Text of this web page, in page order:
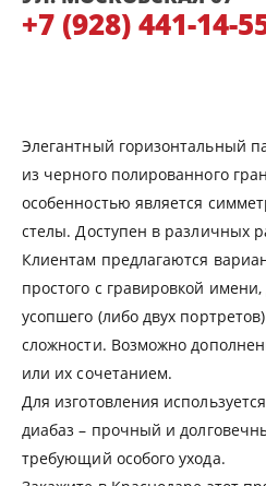
+7 (928) 441-14-
Элегантный горизонтальный
из черного полированного
особенностью является
стелы. Доступен в различных
Клиентам предлагаются
простого с гравировкой
усопшего (либо двух
сложности. Возможно
или их сочетанием.
Для изготовления
диабаз – прочный и
требующий особого ухода.